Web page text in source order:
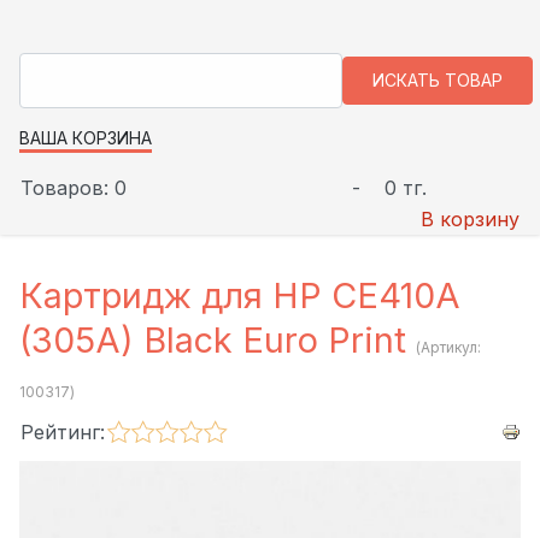
ВАША КОРЗИНА
Товаров: 0 -
0 тг.
В корзину
Картридж для HP CE410A
(305A) Black Euro Print (Артикул:
100317)
Рейтинг: